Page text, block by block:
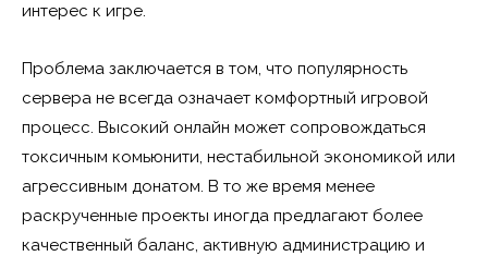
интерес к игре.
Проблема заключается в том, что популярность
сервера не всегда означает комфортный игровой
процесс. Высокий онлайн может сопровождаться
токсичным комьюнити, нестабильной экономикой или
агрессивным донатом. В то же время менее
раскрученные проекты иногда предлагают более
качественный баланс, активную администрацию и